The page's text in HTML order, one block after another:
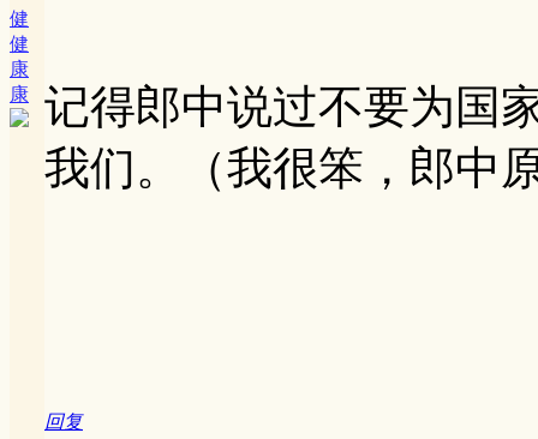
健
健
康
康
记得郎中说过不要为国
我们。（我很笨，郎中
回复